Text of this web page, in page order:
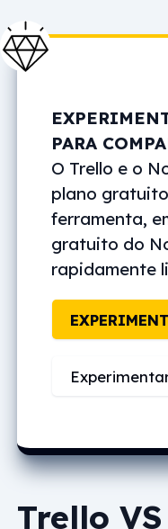
PARA
O Trello e o
plano
ferramenta,
gratuito do
rapidamente
Trello